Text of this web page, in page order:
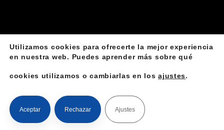
Aviso Legal Declaración de accesibilidad
Instalación de líneas de vida
©Harrigorri | Madezurrak SLU
Utilizamos cookies para ofrecerte la mejor experiencia
en nuestra web. Puedes aprender más sobre qué
cookies utilizamos o cambiarlas en losajustes.
Aceptar Rechazar Ajustes